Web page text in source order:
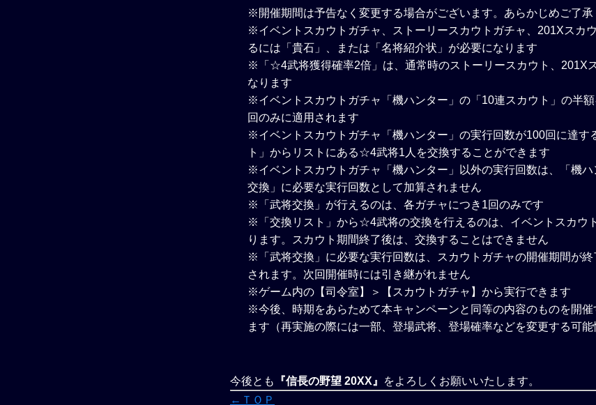
※開催期間は予告なく変更する場合がございます。あらかじめご了承
※イベントスカウトガチャ、ストーリースカウトガチャ、201Xスカ
るには「貴石」、または「名将紹介状」が必要になります
※「☆4武将獲得確率2倍」は、通常時のストーリースカウト、201X
なります
※イベントスカウトガチャ「機ハンター」の「10連スカウト」の半
回のみに適用されます
※イベントスカウトガチャ「機ハンター」の実行回数が100回に達す
ト」からリストにある☆4武将1人を交換することができます
※イベントスカウトガチャ「機ハンター」以外の実行回数は、「機
交換」に必要な実行回数として加算されません
※「武将交換」が行えるのは、各ガチャにつき1回のみです
※「交換リスト」から☆4武将の交換を行えるのは、イベントスカウ
ります。スカウト期間終了後は、交換することはできません
※「武将交換」に必要な実行回数は、スカウトガチャの開催期間が終
されます。次回開催時には引き継がれません
※ゲーム内の【司令室】＞【スカウトガチャ】から実行できます
※今後、時期をあらためて本キャンペーンと同等の内容のものを開催
ます（再実施の際には一部、登場武将、登場確率などを変更する可能
今後とも 『信長の野望 20XX』
をよろしくお願いいたします。
←ＴＯＰ